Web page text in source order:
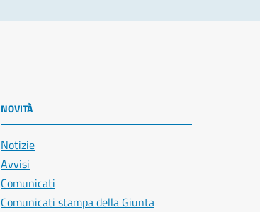
NOVITÀ
Notizie
Avvisi
Comunicati
Comunicati stampa della Giunta